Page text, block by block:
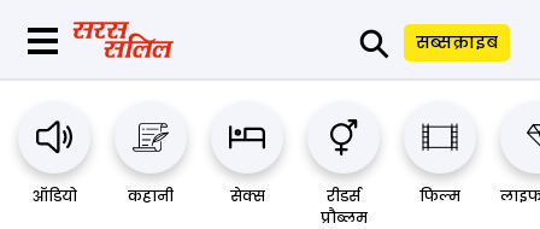
⚲ सब्सक्राइब
ऑडियो कहानी सेक्स
रीडर्स
प्रौब्लम
फिल्म